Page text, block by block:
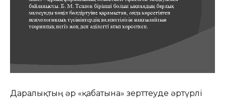
Даралықтың әр «қабатына» зерттеуде әртүрлі